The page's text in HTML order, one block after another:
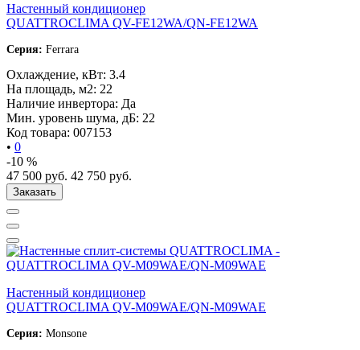
Настенный кондиционер
QUATTROCLIMA QV-FE12WA/QN-FE12WA
Серия: Ferrara
Охлаждение, кВт: 3.4
На площадь, м2: 22
Наличие инвертора: Да
Мин. уровень шума, дБ: 22
Код товара: 007153
• 0
-10 %
47 500 руб. 42 750 руб.
Заказать
Настенный кондиционер
QUATTROCLIMA QV-M09WAE/QN-M09WAE
Серия: Monsone